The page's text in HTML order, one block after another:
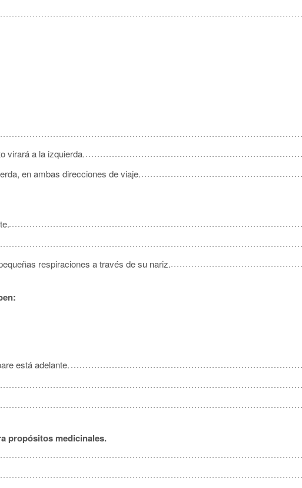
virará a la izquierda.
en ambas direcciones de viaje.
respiraciones a través de su nariz.
está adelante.
propósitos medicinales.